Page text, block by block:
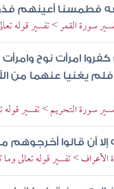
فطمسنا أعينهم
سورة القمر > تفسير قوله
كفروا امرأت نوح
يغنيا عنهما من
سورة التحريم > تفسير قوله
أن قالوا
> تفسير قوله تعالى